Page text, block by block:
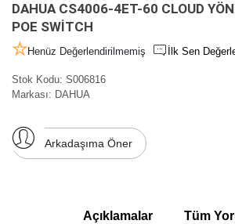
DAHUA CS4006-4ET-60 CLOUD
POE SWİTCH
Henüz Değerlendirilmemiş İlk Sen
Stok Kodu: S006816
Markası: DAHUA
Arkadaşıma Öner
Açıklamalar Tüm